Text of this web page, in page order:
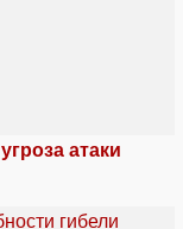
атаки